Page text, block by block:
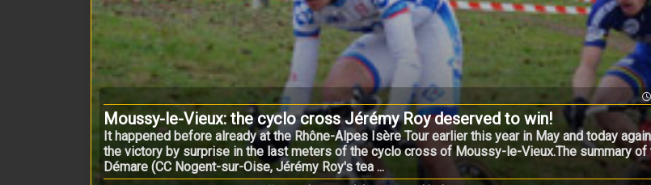
Moussy-le-Vieux: the cyclo cross Jérémy Roy deserved to win!
It happened before already at the Rhône-Alpes Isère Tour earlier this year in May and today
the victory by surprise in the last meters of the cyclo cross of Moussy-le-Vieux.The summary of
Démare (CC Nogent-sur-Oise, Jérémy Roy's tea ...